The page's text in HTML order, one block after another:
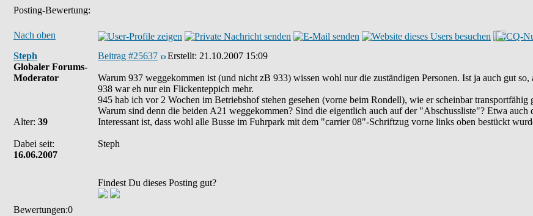
Posting-Bewertung:
Nach oben
Steph
Globaler Forums-
Moderator
Alter: 39
Dabei seit:
16.06.2007
Bewertungen:0
Beitrag #25637 Erstellt: 21.10.2007 15:09
Warum 937 weggekommen ist (und nicht zB 933) wissen wohl nur die zuständigen Personen. Ist ja auch gut
938 war eh nur ein Flickenteppich mehr.
945 hab ich vor 2 Wochen im Betriebshof stehen gesehen (vorne beim Rondell), wie er scheinbar
Warum sind denn die beiden A21 weggekommen? Sind die eigentlich auch auf der "Abschussliste"? Etwa auch
Interessant ist, dass wohl alle Busse im Fuhrpark mit dem "carrier 08"-Schriftzug vorne links oben bestückt
Steph
Findest Du dieses Posting gut?